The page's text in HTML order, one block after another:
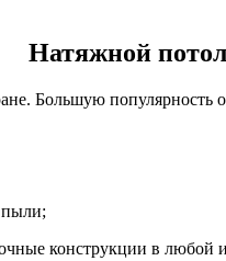
Натяжной
Большую популярность
пыли;
конструкции в любой